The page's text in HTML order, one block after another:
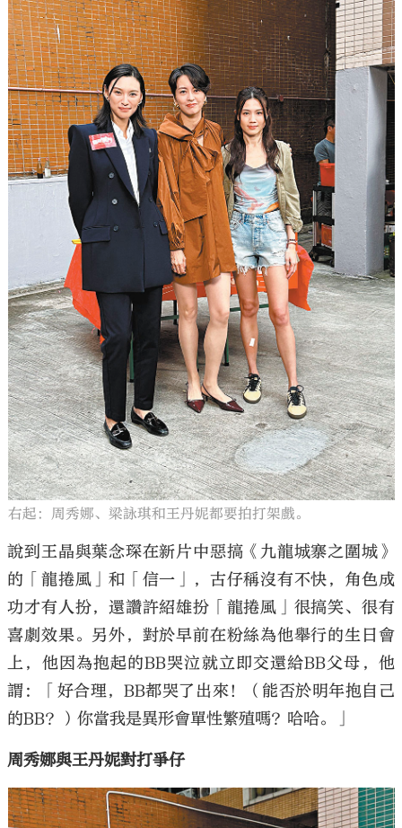
右起：周秀娜、梁詠琪和王丹妮都要拍打架戲。
說到王晶與葉念琛在新片中惡搞《九龍城寨之圍城》
的「龍捲風」和「信一」，古仔稱沒有不快，角色成
功才有人扮，還讚許紹雄扮「龍捲風」很搞笑、很有
喜劇效果。另外，對於早前在粉絲為他舉行的生日會
上，他因為抱起的BB哭泣就立即交還給BB父母，他
謂：「好合理，BB都哭了出來！（能否於明年抱自己
的BB？）你當我是異形會單性繁殖嗎？哈哈。」
周秀娜與王丹妮對打爭仔